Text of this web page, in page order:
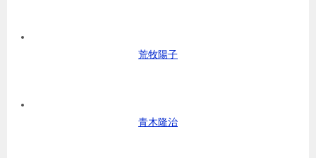
荒牧陽子
青木隆治